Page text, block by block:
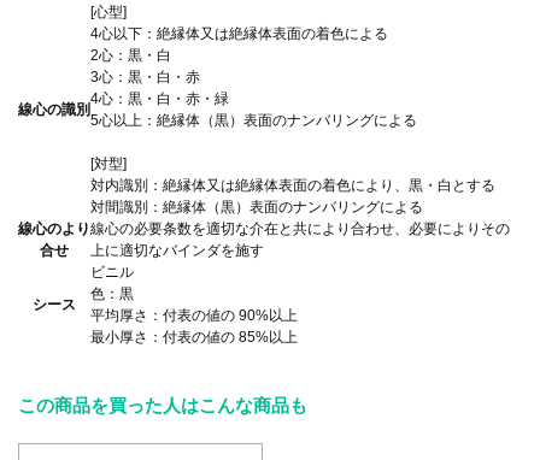
線心の識別
[心型]
4心以下：絶縁体又は絶縁体表面の着色による
2心：黒・白
3心：黒・白・赤
4心：黒・白・赤・緑
5心以上：絶縁体（黒）表面のナンバリングによる
[対型]
対内識別：絶縁体又は絶縁体表面の着色により、黒・白とする
対間識別：絶縁体（黒）表面のナンバリングによる
線心のより
合せ
線心の必要条数を適切な介在と共により合わせ、必要によりその
上に適切なバインダを施す
シース
ビニル
色：黒
平均厚さ：付表の値の 90%以上
最小厚さ：付表の値の 85%以上
この商品を買った人はこんな商品も